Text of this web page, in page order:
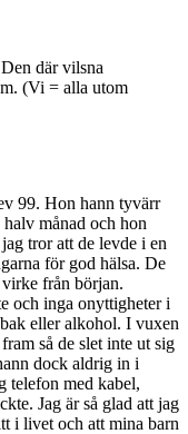
där vilsna
(Vi = alla utom
99. Hon hann tyvärr
månad och hon
tror att de levde i en
för god hälsa. De
från början.
och inga onyttigheter i
eller alkohol. I vuxen
så de slet inte ut sig
dock aldrig in i
telefon med kabel,
Jag är så glad att jag
i livet och att mina barn